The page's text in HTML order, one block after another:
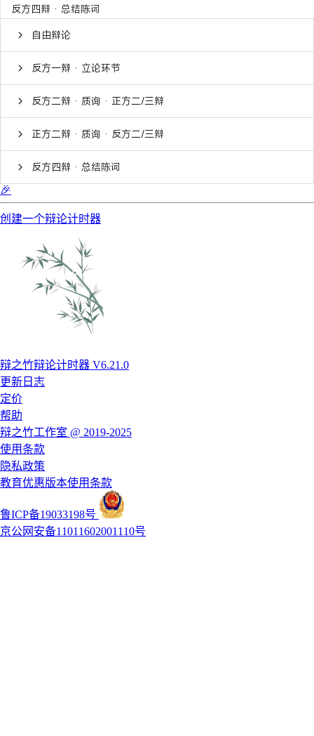
反方四辩 · 总结陈词
自由辩论
反方一辩 · 立论环节
反方二辩 · 质询 · 正方二/三辩
正方二辩 · 质询 · 反方二/三辩
反方四辩 · 总结陈词
🎉
创建一个辩论计时器
辩之竹辩论计时器 V6.21.0
更新日志
定价
帮助
辩之竹工作室 @ 2019-2025
使用条款
隐私政策
教育优惠版本使用条款
鲁ICP备19033198号
京公网安备11011602001110号